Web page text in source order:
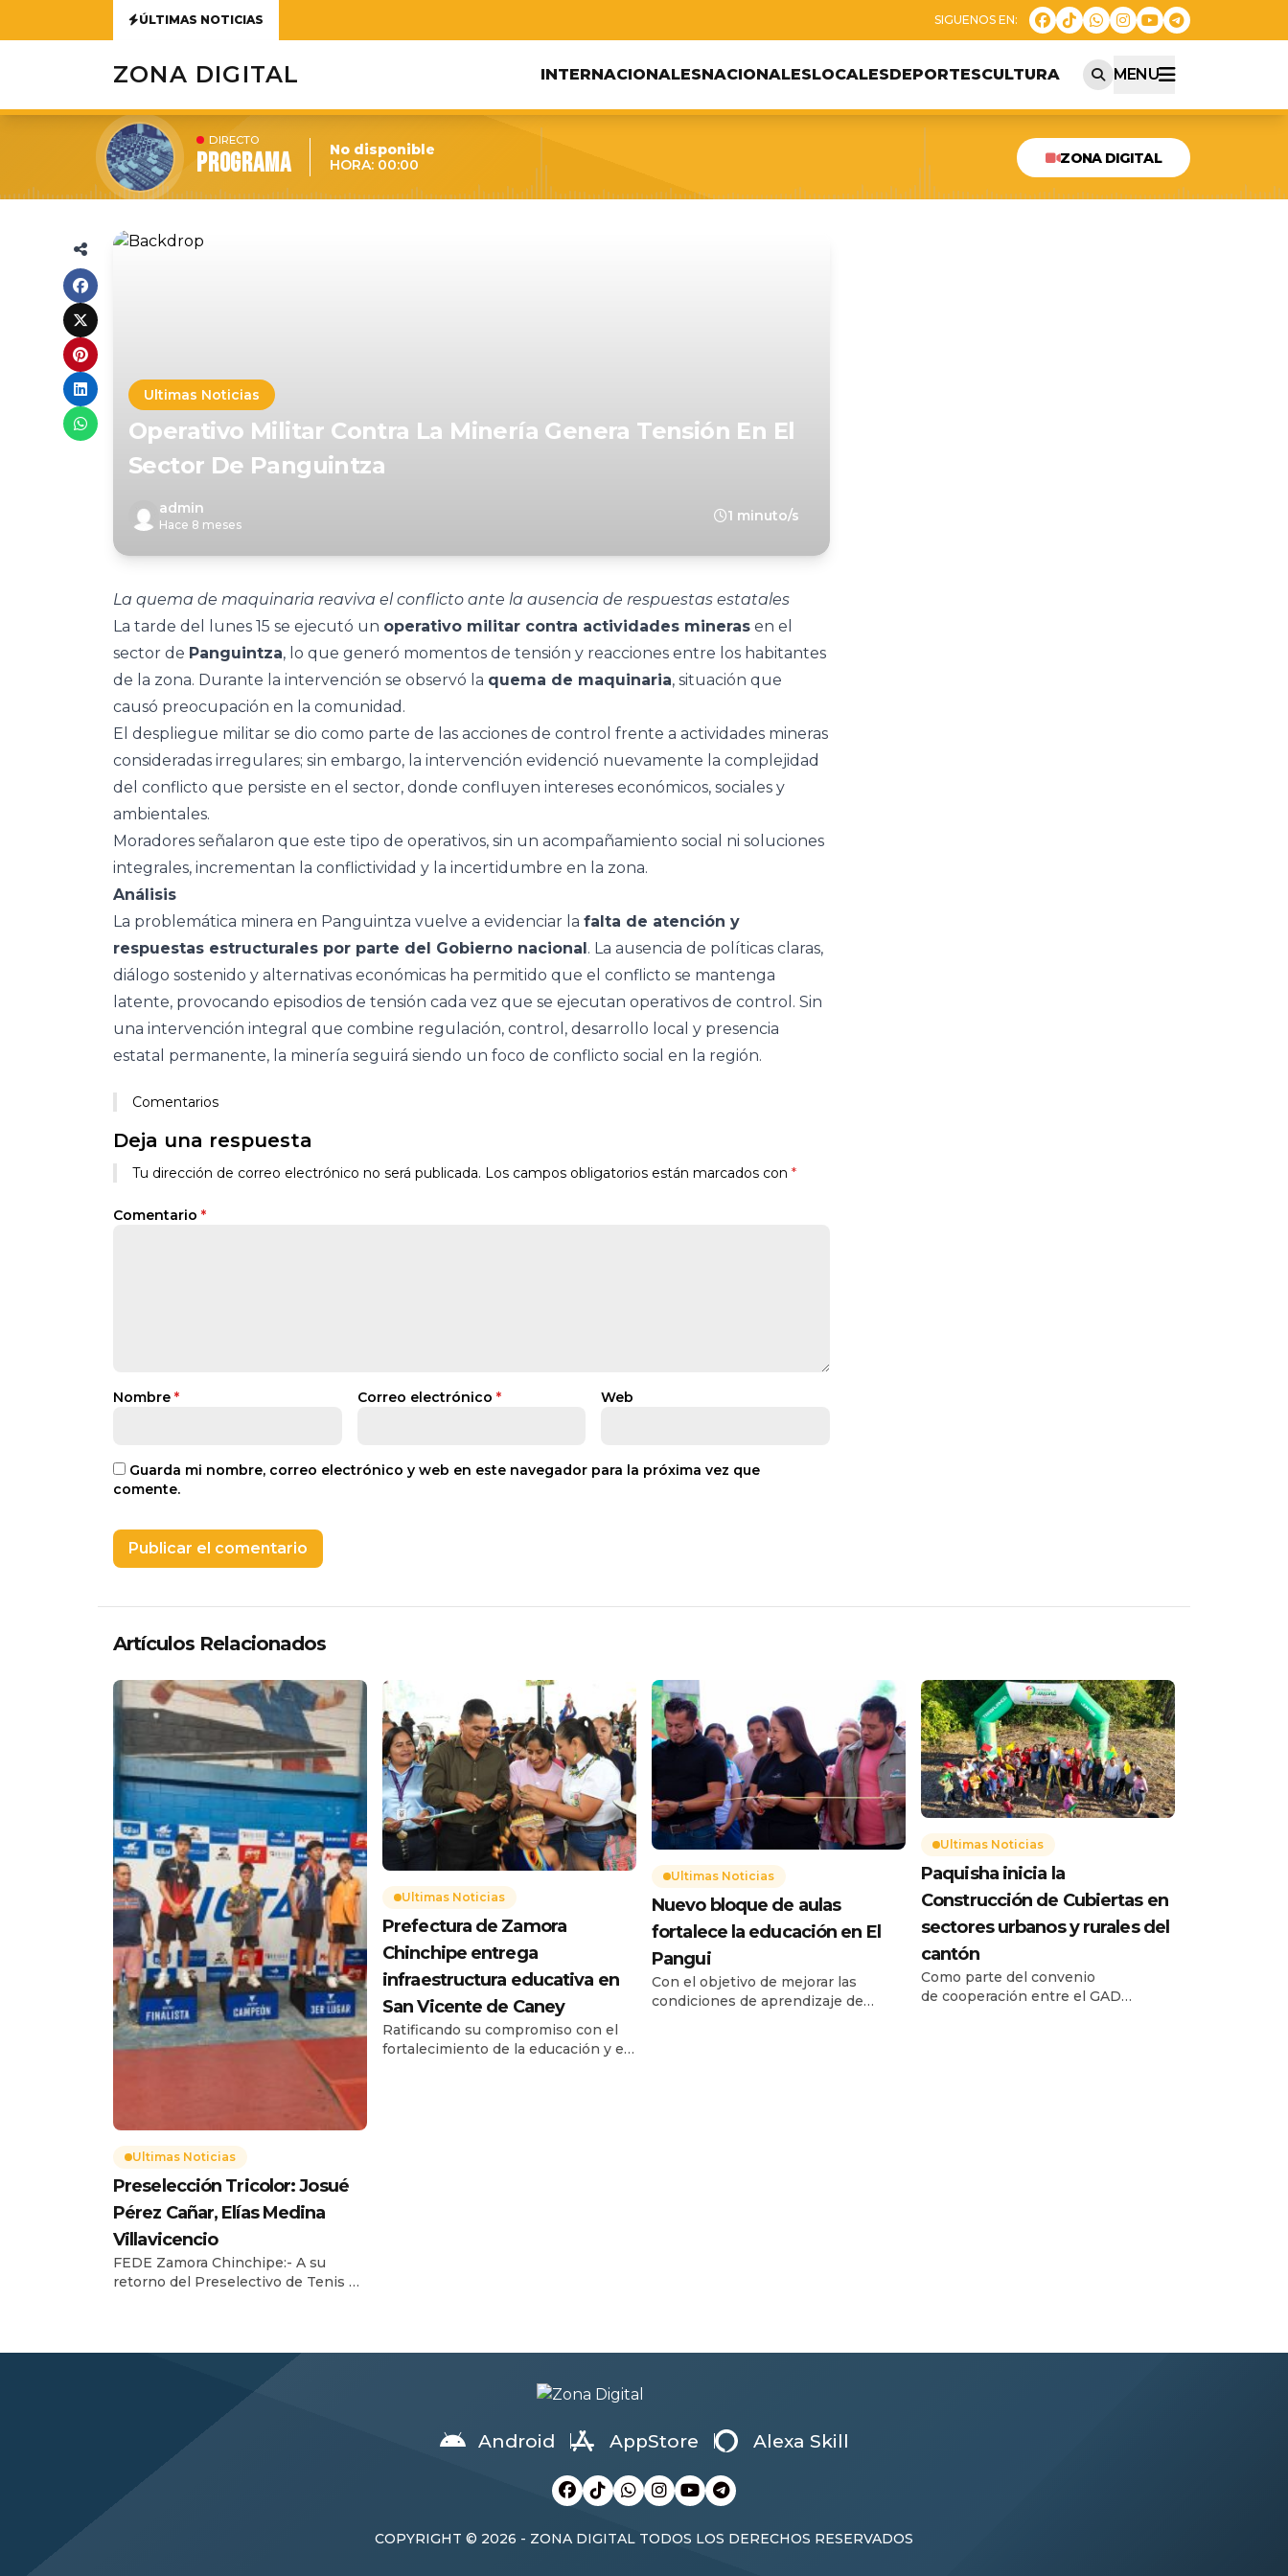
ÚLTIMAS NOTICIAS
ZONA DIGITAL INTERNACIONALESNACIONALESLOCALESDEPORTESCULTURA MENU
DIRECTO
Programa
No disponible
HORA: 00:00
ZONA DIGITAL
Ultimas Noticias
Operativo Militar Contra La Minería Genera Tensión En El
Sector De Panguintza
admin
Hace 8 meses
1 minuto/s
La quema de maquinaria reaviva el conflicto ante la ausencia de respuestas estatales
La tarde del lunes 15 se ejecutó un operativo militar contra actividades mineras en el
sector de Panguintza, lo que generó momentos de tensión y reacciones entre los habitantes
de la zona. Durante la intervención se observó la quema de maquinaria, situación que
causó preocupación en la comunidad.
El despliegue militar se dio como parte de las acciones de control frente a actividades mineras
consideradas irregulares; sin embargo, la intervención evidenció nuevamente la complejidad
del conflicto que persiste en el sector, donde confluyen intereses económicos, sociales y
ambientales.
Moradores señalaron que este tipo de operativos, sin un acompañamiento social ni soluciones
integrales, incrementan la conflictividad y la incertidumbre en la zona.
Análisis
La problemática minera en Panguintza vuelve a evidenciar la falta de atención y
respuestas estructurales por parte del Gobierno nacional. La ausencia de políticas claras,
diálogo sostenido y alternativas económicas ha permitido que el conflicto se mantenga
latente, provocando episodios de tensión cada vez que se ejecutan operativos de control. Sin
una intervención integral que combine regulación, control, desarrollo local y presencia
estatal permanente, la minería seguirá siendo un foco de conflicto social en la región.
Comentarios
Deja una respuesta
Tu dirección de correo electrónico no será publicada. Los campos obligatorios están marcados con *
Comentario *
Nombre * Correo electrónico * Web
Guarda mi nombre, correo electrónico y web en este navegador para la próxima vez que
comente.
Alternative:
Artículos Relacionados
Ultimas Noticias
Preselección Tricolor: Josué
Pérez Cañar, Elías Medina
Villavicencio
FEDE Zamora Chinchipe:- A su
retorno del Preselectivo de Tenis de
Ultimas Noticias
Prefectura de Zamora
Chinchipe entrega
infraestructura educativa en
San Vicente de Caney
Ratificando su compromiso con el
fortalecimiento de la educación y el
Ultimas Noticias
Nuevo bloque de aulas
fortalece la educación en El
Pangui
Con el objetivo de mejorar las
condiciones de aprendizaje de
Ultimas Noticias
Paquisha inicia la
Construcción de Cubiertas en
sectores urbanos y rurales del
cantón
Como parte del convenio
de cooperación entre el GAD
Android AppStore Alexa Skill
COPYRIGHT © 2026 - ZONA DIGITAL TODOS LOS DERECHOS RESERVADOS